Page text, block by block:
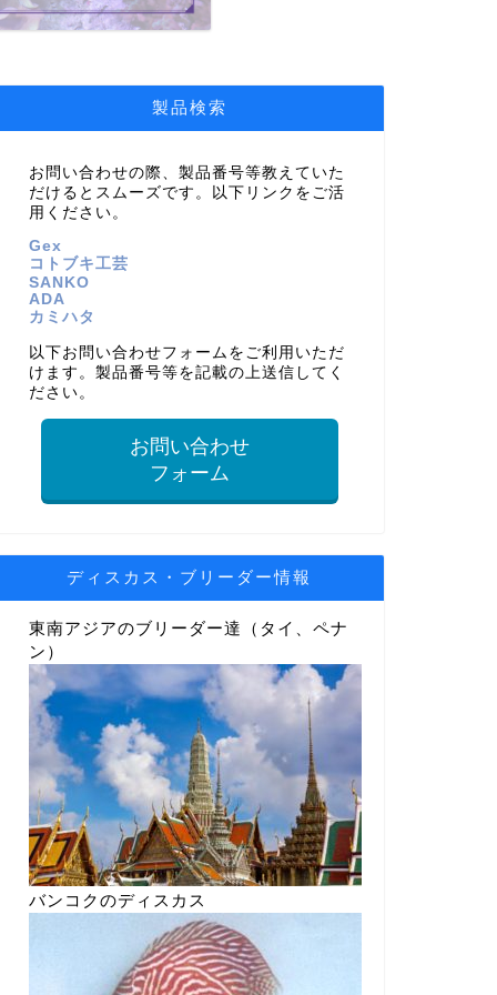
製品検索
お問い合わせの際、製品番号等教えていた
だけるとスムーズです。以下リンクをご活
用ください。
Gex
コトブキ工芸
SANKO
ADA
カミハタ
以下お問い合わせフォームをご利用いただ
けます。製品番号等を記載の上送信してく
ださい。
お問い合わせ
フォーム
ディスカス・ブリーダー情報
東南アジアのブリーダー達（タイ、ペナ
ン）
バンコクのディスカス